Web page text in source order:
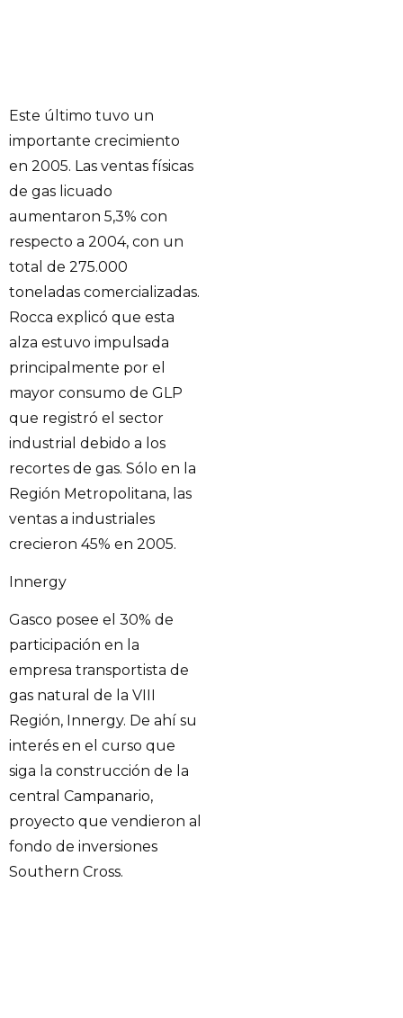
Este último tuvo un
importante crecimiento
en 2005. Las ventas físicas
de gas licuado
aumentaron 5,3% con
respecto a 2004, con un
total de 275.000
toneladas comercializadas.
Rocca explicó que esta
alza estuvo impulsada
principalmente por el
mayor consumo de GLP
que registró el sector
industrial debido a los
recortes de gas. Sólo en la
Región Metropolitana, las
ventas a industriales
crecieron 45% en 2005.
Innergy
Gasco posee el 30% de
participación en la
empresa transportista de
gas natural de la VIII
Región, Innergy. De ahí su
interés en el curso que
siga la construcción de la
central Campanario,
proyecto que vendieron al
fondo de inversiones
Southern Cross.